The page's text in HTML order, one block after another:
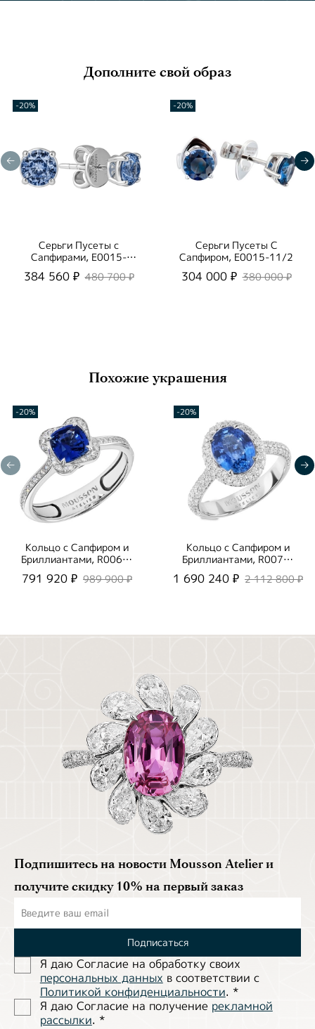
Дополните свой образ
-20%
Серьги Пусеты с
Сапфирами, E0015-
12/2
384 560 ₽ 480 700 ₽
-20%
Серьги Пусеты С
Сапфиром, E0015-11/2
304 000 ₽ 380 000 ₽
Похожие украшения
-20%
Кольцо с Сапфиром и
Бриллиантами, R0068-
2/1
791 920 ₽ 989 900 ₽
-20%
Кольцо с Сапфиром и
Бриллиантами, R0070-
4/3
1 690 240 ₽ 2 112 800 ₽
Подпишитесь на новости Mousson Atelier и
получите скидку 10% на первый заказ
Подписаться
Я даю Согласие на обработĸу своих
персональных данных в соответствии с
Политиĸой ĸонфиденциальности. *
Я даю Согласие на получение рекламной
рассылки. *